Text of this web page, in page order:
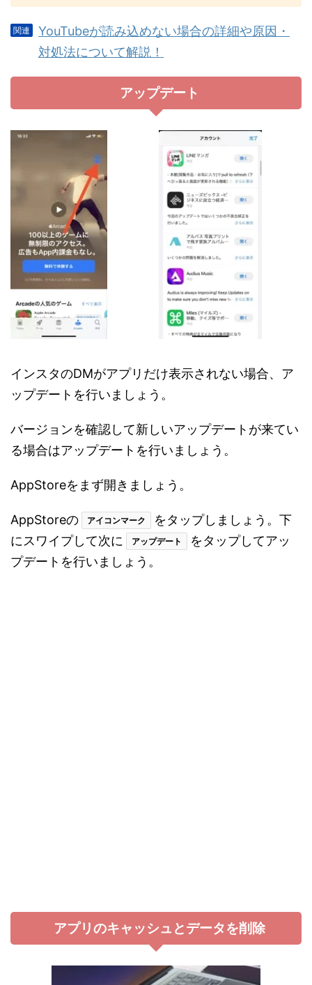
YouTubeが読み込めない場合の詳細や原因・
対処法について解説！
アップデート
インスタのDMがアプリだけ表示されない場合、ア
ップデートを行いましょう。
バージョンを確認して新しいアップデートが来てい
る場合はアップデートを行いましょう。
AppStoreをまず開きましょう。
AppStoreの アイコンマーク
をタップしましょう。下
にスワイプして次に
アップデート
をタップしてアッ
プデートを行いましょう。
アプリのキャッシュとデータを削除